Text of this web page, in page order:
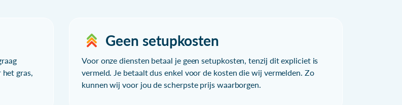
gras,
Geen setupkosten
Voor onze diensten betaal je geen setupkosten, tenzij dit expliciet is
vermeld. Je betaalt dus enkel voor de kosten die wij vermelden. Zo
kunnen wij voor jou de scherpste prijs waarborgen.